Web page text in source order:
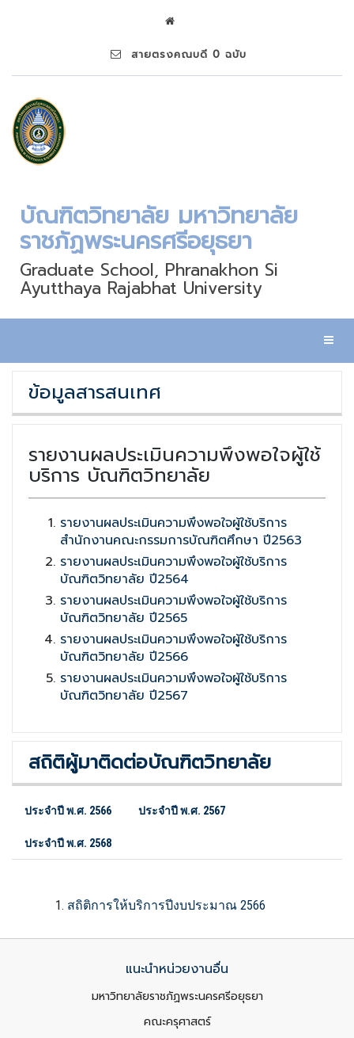
สายตรงคณบดี 0 ฉบับ
บัณฑิตวิทยาลัย มหาวิทยาลัย
ราชภัฏพระนครศรีอยุธยา
Graduate School, Phranakhon Si
Ayutthaya Rajabhat University
ข้อมูลสารสนเทศ
รายงานผลประเมินความพึงพอใจผู้ใช้
บริการ บัณฑิตวิทยาลัย
รายงานผลประเมินความพึงพอใจผู้ใช้บริการ
สำนักงานคณะกรรมการบัณฑิตศึกษา ปี2563
รายงานผลประเมินความพึงพอใจผู้ใช้บริการ
บัณฑิตวิทยาลัย ปี2564
รายงานผลประเมินความพึงพอใจผู้ใช้บริการ
บัณฑิตวิทยาลัย ปี2565
รายงานผลประเมินความพึงพอใจผู้ใช้บริการ
บัณฑิตวิทยาลัย ปี2566
รายงานผลประเมินความพึงพอใจผู้ใช้บริการ
บัณฑิตวิทยาลัย ปี2567
สถิติผู้มาติดต่อบัณฑิตวิทยาลัย
ประจำปี พ.ศ. 2566 ประจำปี พ.ศ. 2567
ประจำปี พ.ศ. 2568
สถิติการให้บริการปีงบประมาณ 2566
แนะนำหน่วยงานอื่น
มหาวิทยาลัยราชภัฏพระนครศรีอยุธยา
คณะครุศาสตร์